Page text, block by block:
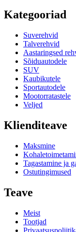
Kategooriad
Suverehvid
Talverehvid
Aastaringsed
Sõiduautodele
SUV
Kaubikutele
Sportautodele
Mootorratastele
Veljed
Klienditeave
Maksmine
Tagastamine ja
Ostutingimused
Teave
Meist
Tootjad